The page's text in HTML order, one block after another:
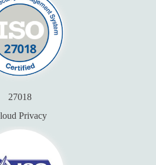
27018
Cloud Privacy